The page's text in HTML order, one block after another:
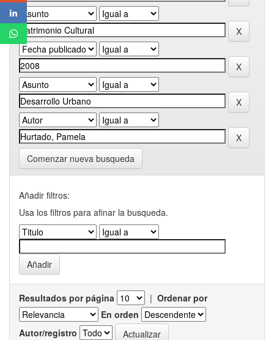
Comenzar nueva busqueda
Añadir filtros:
Usa los filtros para afinar la busqueda.
Resultados por página | Ordenar por
En orden
Autor/registro